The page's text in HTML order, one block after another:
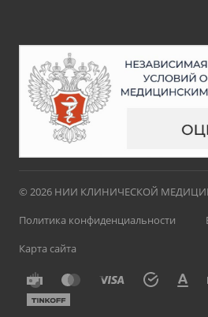
© 2026 НИИ КЛИНИЧЕСКОЙ
Политика конфиденциальности
Карта сайта